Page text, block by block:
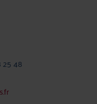
25 48